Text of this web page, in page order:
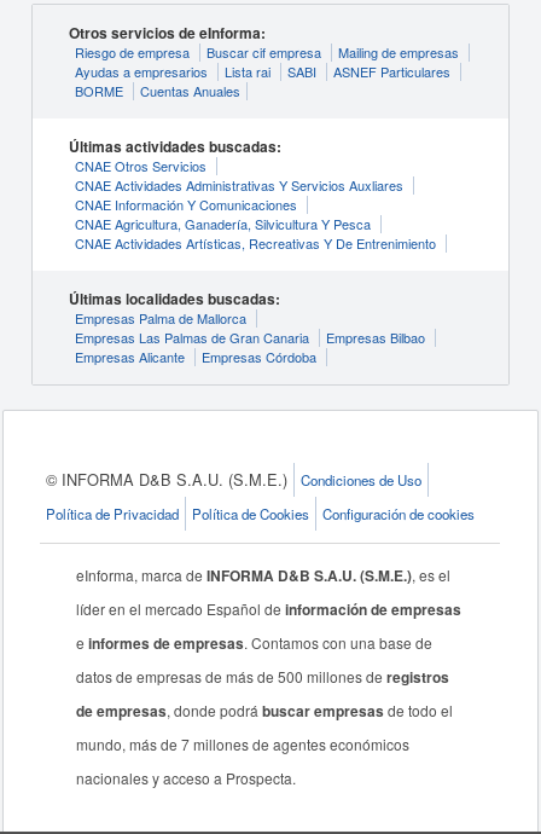
Otros servicios de eInforma:
Riesgo de empresa Buscar cif empresa
Mailing de empresas
Ayudas a empresarios
Lista rai SABI
ASNEF Particulares
BORME
Cuentas Anuales
Últimas actividades buscadas:
CNAE Otros Servicios
CNAE Actividades Administrativas Y Servicios Auxliares
CNAE Información Y Comunicaciones
CNAE Agricultura, Ganadería, Silvicultura Y Pesca
CNAE Actividades Artísticas, Recreativas Y De Entrenimiento
Últimas localidades buscadas:
Empresas Palma de Mallorca
Empresas Las Palmas de Gran Canaria
Empresas Bilbao
Empresas Alicante
Empresas Córdoba
© INFORMA D&B S.A.U. (S.M.E.)
Condiciones de Uso
Política de Privacidad
Política de Cookies Configuración de cookies
eInforma, marca deINFORMA D&B S.A.U. (S.M.E.), es el
líder en el mercado Español deinformación de empresas
einformes de empresas. Contamos con una base de
datos de empresas de más de 500 millones deregistros
de empresas, donde podrábuscar empresas de todo el
mundo, más de 7 millones de agentes económicos
nacionales y acceso a Prospecta.